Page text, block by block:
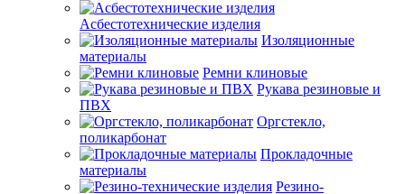
Асбестотехнические изделия
Изоляционные
материалы
Ремни клиновые
Рукава резиновые и
ПВХ
Оргстекло,
поликарбонат
Прокладочные
материалы
Резино-